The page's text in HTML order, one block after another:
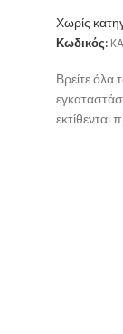
Χωρίς
Κωδικός:
Βρείτε όλα